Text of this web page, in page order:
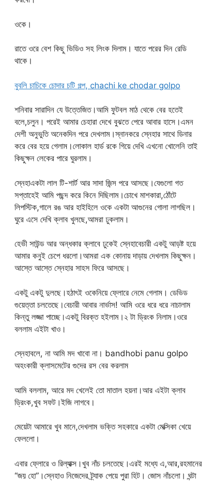
ওকে।
রাতে ওরে বেশ কিছু ভিডিও সহ লিংক দিলাম। যাতে পরের দিন রেডি
থাকে।
বুবলি চাচিকে চোদার চটি গল্প, chachi ke chodar golpo
শনিবার সারাদিন যে উত্তেজিত।আমি ফুটবল মাঠ থেকে বের হতেই
বলে,চলুন। পরেই আমার চেহারা দেখে বুঝতে পেরে আবার হাসে।এমন
দেশী অনুভুতি অনেকদিন পরে দেখলাম।স্নানকরে স্নেহার সাথে ডিনার
করে বের হয়ে গেলাম।লোকাল হার্ড রকে গিয়ে দেখি এখনো খোলেনি তাই
কিছুক্ষন লেকের পারে ঘুরলাম।
স্নেহাএকটা লাল টি-শার্ট আর সাদা জিন্স পরে আসছে।যেগুলো গত
সপ্তাহেই আমি পছন্দ করে কিনে দিছিলাম।চোখে মাশকারা,ঠোঁটে
লিপস্টিক,গালে রঙ আর হাইহিলে ওকে একটা আগুনের গোলা লাগছিল।
ঘুরে এসে দেখি ক্লাব খুলছে,আমরা ঢুকলাম।
হেভী সাউন্ড আর অন্ধকার ক্লাবে ঢুকেই স্নেহাবেচারী একটু আড়ষ্ট হয়ে
আমার কনুই চেপে ধরলো।আমরা এক কোনায় দাড়ায় দেখলাম কিছুক্ষন।
আস্তে আস্তে স্নেহার সাহস ফিরে আসছে।
একটু একটু দুলছে।হঠাৎই ওকেনিয়ে ফ্লোরে নেমে গেলাম। ডেভিড
গুয়েত্তা চলতেছে।বেচারী আবার নার্ভাস! আমি ওরে ধরে ধরে নাচালাম
কিন্তু লজ্জা পাচ্ছে।একটু বিরক্ত হইলাম।২ টা ড্রিংক নিলাম।ওরে
বললাম এইটা খাও।
স্নেহাবলে, না আমি মদ খাবো না। bandhobi panu golpo
অহংকারী ক্লাসমেটের গুদের রস বের করলাম
আমি বললাম, আরে মদ খেলেই তো মাতাল হয়না।আর এইটা ক্লাব
ড্রিংক,খুব সফট।ইজি লাগবে।
মেয়েটা আমারে খুব মানে,দেখলাম ভক্তি সহকারে একটা মেক্সিকা খেয়ে
ফেললো।
এবার ফ্লোরে ও রিল্যাক্স।খুব নাঁচ চলতেছে।এরই মধ্যে এ,আর,রহমানের
“জয় হো”।স্নেহাও নিজেদের ট্র্যাক পেয়ে পুরা হিট। জোস নাঁচলো। ঘন্টা